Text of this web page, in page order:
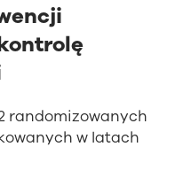
randomizowanych
w latach